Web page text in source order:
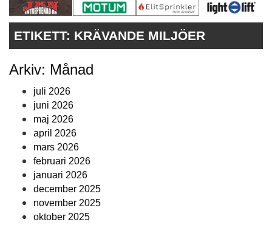
ANNONSERA
KONTAKT
ETIKETT: KRÄVANDE MILJÖER
Arkiv: Månad
juli 2026
juni 2026
maj 2026
april 2026
mars 2026
februari 2026
januari 2026
december 2025
november 2025
oktober 2025